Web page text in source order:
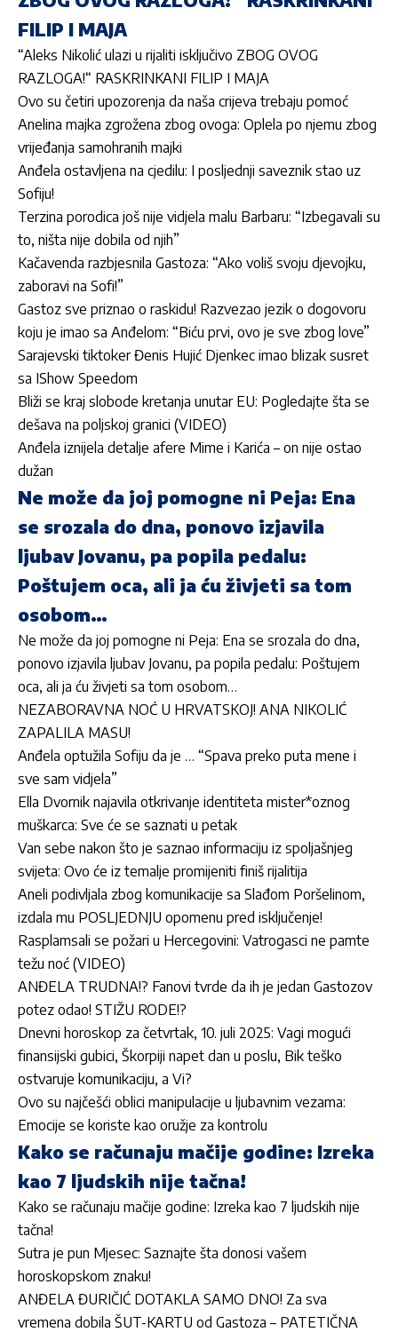
FILIP I MAJA
“Aleks Nikolić ulazi u rijaliti isključivo ZBOG OVOG
RAZLOGA!“ RASKRINKANI FILIP I MAJA
Ovo su četiri upozorenja da naša crijeva trebaju pomoć
Anelina majka zgrožena zbog ovoga: Oplela po njemu zbog
vrijeđanja samohranih majki
Anđela ostavljena na cjedilu: I posljednji saveznik stao uz
Sofiju!
Terzina porodica još nije vidjela malu Barbaru: “Izbegavali su
to, ništa nije dobila od njih”
Kačavenda razbjesnila Gastoza: “Ako voliš svoju djevojku,
zaboravi na Sofi!”
Gastoz sve priznao o raskidu! Razvezao jezik o dogovoru
koju je imao sa Anđelom: “Biću prvi, ovo je sve zbog love”
Sarajevski tiktoker Đenis Hujić Djenkec imao blizak susret
sa IShow Speedom
Bliži se kraj slobode kretanja unutar EU: Pogledajte šta se
dešava na poljskoj granici (VIDEO)
Anđela iznijela detalje afere Mime i Karića – on nije ostao
dužan
Ne može da joj pomogne ni Peja: Ena
se srozala do dna, ponovo izjavila
ljubav Jovanu, pa popila pedalu:
Poštujem oca, ali ja ću živjeti sa tom
osobom…
Ne može da joj pomogne ni Peja: Ena se srozala do dna,
ponovo izjavila ljubav Jovanu, pa popila pedalu: Poštujem
oca, ali ja ću živjeti sa tom osobom…
NEZABORAVNA NOĆ U HRVATSKOJ! ANA NIKOLIĆ
ZAPALILA MASU!
Anđela optužila Sofiju da je … “Spava preko puta mene i
sve sam vidjela”
Ella Dvornik najavila otkrivanje identiteta mister*oznog
muškarca: Sve će se saznati u petak
Van sebe nakon što je saznao informaciju iz spoljašnjeg
svijeta: Ovo će iz temalje promijeniti finiš rijalitija
Aneli podivljala zbog komunikacije sa Slađom Poršelinom,
izdala mu POSLJEDNJU opomenu pred isključenje!
Rasplamsali se požari u Hercegovini: Vatrogasci ne pamte
težu noć (VIDEO)
ANĐELA TRUDNA!? Fanovi tvrde da ih je jedan Gastozov
potez odao! STIŽU RODE!?
Dnevni horoskop za četvrtak, 10. juli 2025: Vagi mogući
finansijski gubici, Škorpiji napet dan u poslu, Bik teško
ostvaruje komunikaciju, a Vi?
Ovo su najčešći oblici manipulacije u ljubavnim vezama:
Emocije se koriste kao oružje za kontrolu
Kako se računaju mačije godine: Izreka
kao 7 ljudskih nije tačna!
Kako se računaju mačije godine: Izreka kao 7 ljudskih nije
tačna!
Sutra je pun Mjesec: Saznajte šta donosi vašem
horoskopskom znaku!
ANĐELA ĐURIČIĆ DOTAKLA SAMO DNO! Za sva
vremena dobila ŠUT-KARTU od Gastoza – PATETIČNA